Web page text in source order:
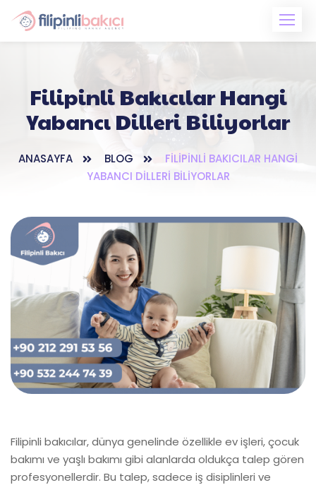
content
Filipinli Bakıcılar Hangi
Yabancı Dilleri Biliyorlar
ANASAYFA BLOG
FILIPINLI BAKICILAR HANGI
YABANCI DILLERI BILIYORLAR
Filipinli bakıcılar, dünya genelinde özellikle ev işleri, çocuk
bakımı ve yaşlı bakımı gibi alanlarda oldukça talep gören
profesyonellerdir. Bu talep, sadece iş disiplinleri ve